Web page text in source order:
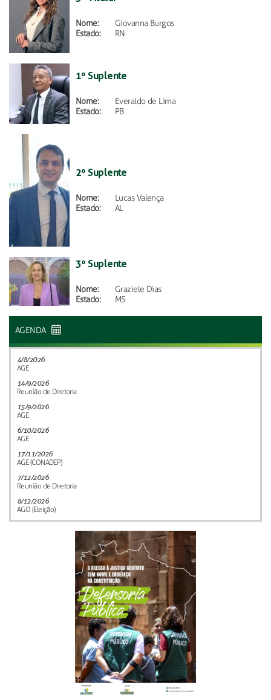
Nome:
Giovanna Burgos
Estado:
RN
1º Suplente
Nome:
Everaldo de Lima
Estado:
PB
2º Suplente
Nome:
Lucas Valença
Estado:
AL
3º Suplente
Nome:
Graziele Dias
Estado:
MS
AGENDA
4/8/2026
AGE
14/9/2026
Reunião de Diretoria
15/9/2026
AGE
6/10/2026
AGE
17/11/2026
AGE (CONADEP)
7/12/2026
Reunião de Diretoria
8/12/2026
AGO (Eleição)